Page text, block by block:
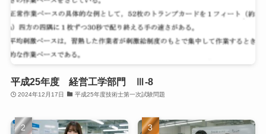
平成25年度 経営工学部門 Ⅲ-8
2024年12月17日 平成25年度技術士第一次試験問題